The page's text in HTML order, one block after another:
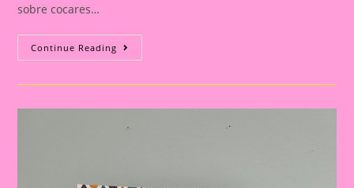
sobre cocares…
Continue Reading Atividade
Com
Tema
|
Tinta